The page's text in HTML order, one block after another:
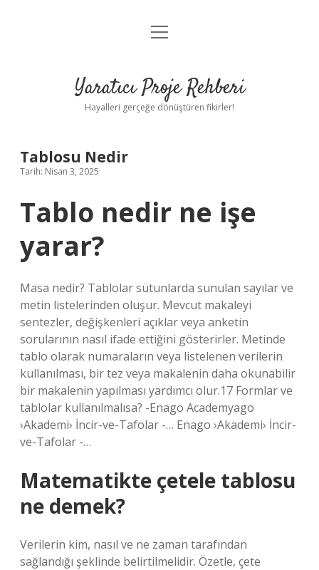
Anasayfa
Yasal Uyarı
menüyü
Yaratıcı Proje Rehberi
Hayalleri gerçeğe dönüştüren fikirler!
Tablosu Nedir
Tarih: Nisan 3, 2025
Tablo nedir ne işe
yarar?
Masa nedir? Tablolar sütunlarda sunulan sayılar ve
metin listelerinden oluşur. Mevcut makaleyi
sentezler, değişkenleri açıklar veya anketin
sorularının nasıl ifade ettiğini gösterirler. Metinde
tablo olarak numaraların veya listelenen verilerin
kullanılması, bir tez veya makalenin daha okunabilir
bir makalenin yapılması yardımcı olur.17 Formlar ve
tablolar kullanılmalısa? -Enago Academyago
›Akademi› İncir-ve-Tafolar -… Enago ›Akademi› İncir-
ve-Tafolar -…
Matematikte çetele tablosu
ne demek?
Verilerin kim, nasıl ve ne zaman tarafından
sağlandığı şeklinde belirtilmelidir. Özetle, çete